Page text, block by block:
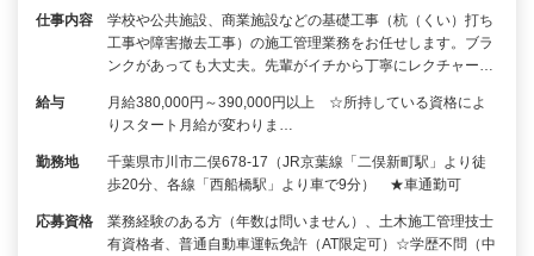
仕事内容
学校や公共施設、商業施設などの基礎工事（杭（くい）打ち
工事や障害撤去工事）の施工管理業務をお任せします。ブラ
ンクがあっても大丈夫。先輩がイチから丁寧にレクチャー…
給与
月給380,000円～390,000円以上 ☆所持している資格によ
りスタート月給が変わりま…
勤務地
千葉県市川市二俣678-17（JR京葉線「二俣新町駅」より徒
歩20分、各線「西船橋駅」より車で9分） ★車通勤可
応募資格
業務経験のある方（年数は問いません）、土木施工管理技士
有資格者、普通自動車運転免許（AT限定可）☆学歴不問（中